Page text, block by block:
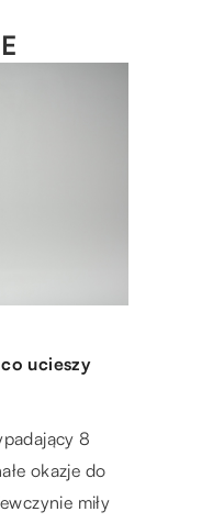
dzięki
ucieszy
8
okazje do
miły
należy
pod uwagę
z